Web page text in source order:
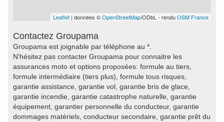
Leaflet | données ©OpenStreetMap/ODbL - renduOSM France
Contactez Groupama
Groupama est joignable par téléphone au *.
N'hésitez pas contacter Groupama pour connaitre les
assurances moto et options proposées: formule au tiers,
formule intermédiaire (tiers plus), formule tous risques,
garantie assistance, garantie vol, garantie bris de glace,
garantie incendie, garantie catastrophe naturelle, garantie
équipement, garantier personnelle du conducteur, garantie
dommages matériels, conducteur secondaire, garantie prêt du